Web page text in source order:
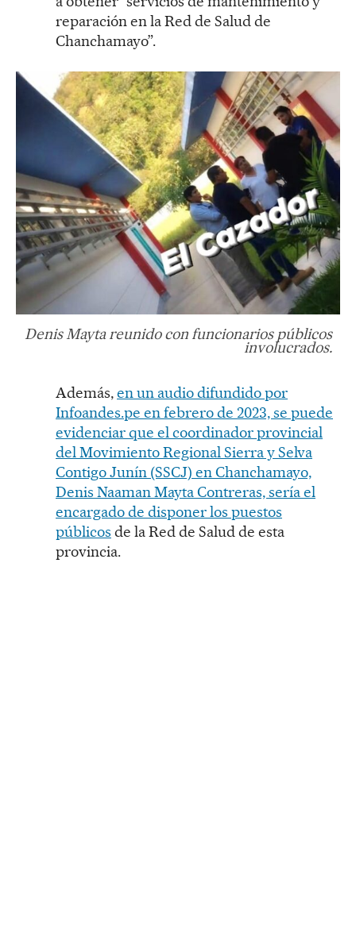
reparación en la Red de Salud de
Chanchamayo”.
Denis Mayta reunido con funcionarios públicos
involucrados.
Además,en un audio difundido por
Infoandes.pe en febrero de 2023, se puede
evidenciar que el coordinador provincial
del Movimiento Regional Sierra y Selva
Contigo Junín (SSCJ) en Chanchamayo,
Denis Naaman Mayta Contreras, sería el
encargado de disponer los puestos
públicos de la Red de Salud de esta
provincia.